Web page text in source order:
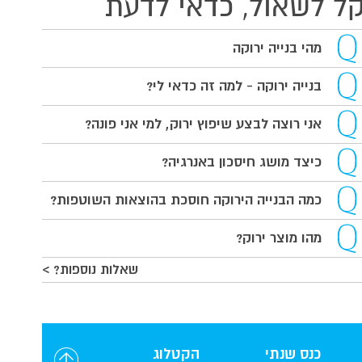
מהי בנייה ירוקה
בנייה ירוקה - למה זה כדאי לי?
אני רוצה לבצע שיפוץ ירוק, למי אני פונה?
כיצד מושג חיסכון באנרגיה?
כמה הבנייה הירוקה חוסכת בהוצאות השוטפות?
מהו מוצר ירוק?
שאלות נוספות? >
כנס שנתי הקטלוג